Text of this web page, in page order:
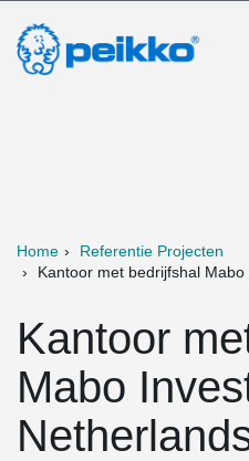
Home
Referentie Projecten
Kantoor met bedrijfshal Mabo
Kantoor
Mabo